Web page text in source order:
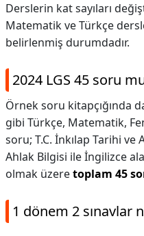
Derslerin kat sayıları
Matematik ve Türkçe
belirlenmiş durumdadır.
2024 LGS 45 soru
Örnek soru kitapçığında
gibi Türkçe, Matematik,
soru; T.C. İnkılap Tarihi
Ahlak Bilgisi ile İngilizce
olmak üzeretoplam 45
1 dönem 2 sınavlar